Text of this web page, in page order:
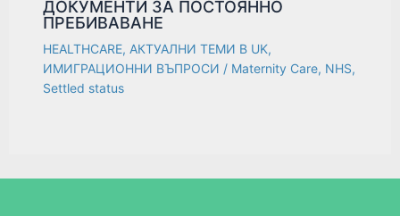
ДОКУМЕНТИ ЗА ПОСТОЯННО
ПРЕБИВАВАНЕ
HEALTHCARE, АКТУАЛНИ ТЕМИ В UK,
ИМИГРАЦИОННИ ВЪПРОСИ / Maternity Care, NHS,
Settled status